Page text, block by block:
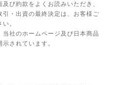
び約款をよくお読みいただき、
・出資の最終決定は、お客様ご
。
社のホームページ及び日本商品
されています。